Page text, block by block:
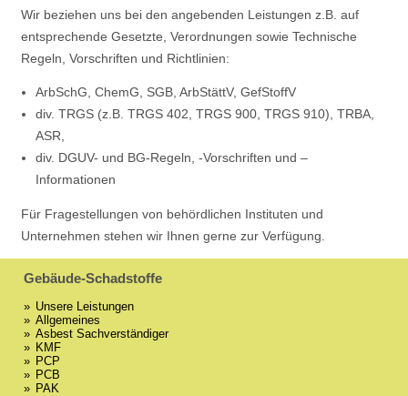
Wir beziehen uns bei den angebenden Leistungen z.B. auf
entsprechende Gesetzte, Verordnungen sowie Technische
Regeln, Vorschriften und Richtlinien:
ArbSchG, ChemG, SGB, ArbStättV, GefStoffV
div. TRGS (z.B. TRGS 402, TRGS 900, TRGS 910), TRBA,
ASR,
div. DGUV- und BG-Regeln, -Vorschriften und –
Informationen
Für Fragestellungen von behördlichen Instituten und
Unternehmen stehen wir Ihnen gerne zur Verfügung.
Gebäude-Schadstoffe
Unsere Leistungen
Allgemeines
Asbest Sachverständiger
KMF
PCP
PCB
PAK